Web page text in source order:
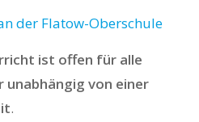
ist offen für alle
von einer
.